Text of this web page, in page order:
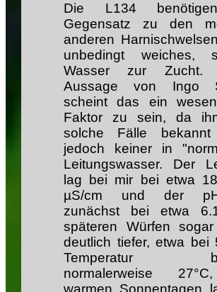
Die L134
Gegensatz zu den
anderen
unbedingt weiches,
Wasser zur Zucht.
Aussage von Ingo
scheint das ein
Faktor zu sein, da
solche Fälle bekannt
jedoch keiner in
Leitungswasser. Der
lag bei mir bei etwa
µS/cm und der
zunächst bei etwa
späteren Würfen
deutlich tiefer, etwa bei
Temperatur
normalerweise